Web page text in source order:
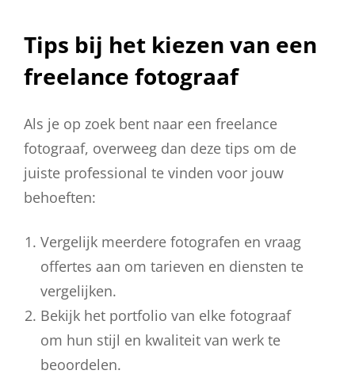
Tips bij het kiezen van een
freelance fotograaf
Als je op zoek bent naar een freelance
fotograaf, overweeg dan deze tips om de
juiste professional te vinden voor jouw
behoeften:
Vergelijk meerdere fotografen en vraag
offertes aan om tarieven en diensten te
vergelijken.
Bekijk het portfolio van elke fotograaf
om hun stijl en kwaliteit van werk te
beoordelen.